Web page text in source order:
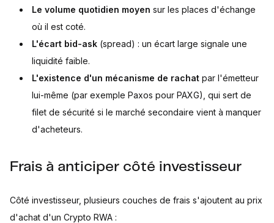
Le volume quotidien moyen sur les places d'échange
où il est coté.
L'écart bid-ask (spread) : un écart large signale une
liquidité faible.
L'existence d'un mécanisme de rachat par l'émetteur
lui-même (par exemple Paxos pour PAXG), qui sert de
filet de sécurité si le marché secondaire vient à manquer
d'acheteurs.
Frais à anticiper côté investisseur
Côté investisseur, plusieurs couches de frais s'ajoutent au prix
d'achat d'un Crypto RWA :